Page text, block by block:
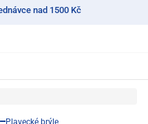
nad 1500 Kč
Plavecké brýle